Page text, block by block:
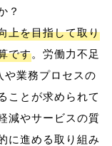
？
上を目指して取り
です。労働力不足
や業務プロセスの
ことが求められて
減やサービスの質
に進める取り組み